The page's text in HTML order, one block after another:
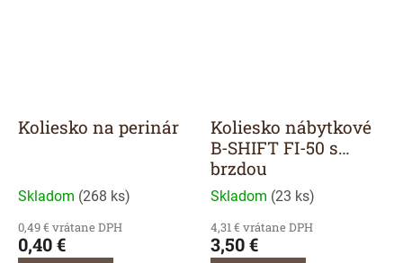
Koliesko na perinár
Skladom (268 ks)
0,49 € vrátane DPH
0,40 €
Koliesko nábytkové
B-SHIFT FI-50 s
brzdou
Skladom (23 ks)
4,31 € vrátane DPH
3,50 €